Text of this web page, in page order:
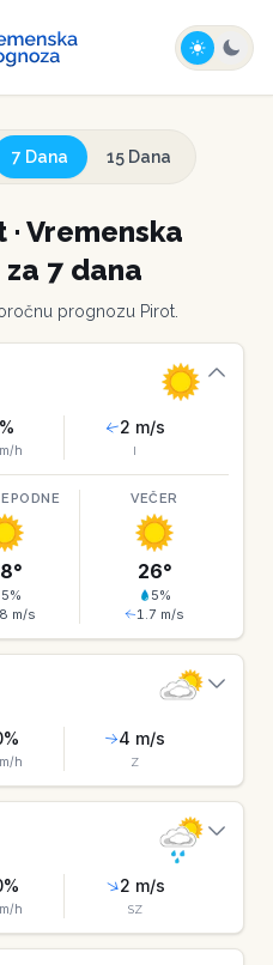
7 Dana 15 Dana
· Vremenska
7 dana
prognozu Pirot
h
2 m/s
I
°
5%
m/s
VEČER
26°
5%
1.7 m/s
%
h
4 m/s
Z
%
h
2 m/s
SZ